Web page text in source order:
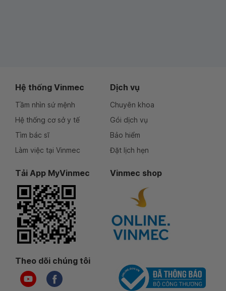
Hệ thống Vinmec
Tầm nhìn sứ mệnh
Hệ thống cơ sở y tế
Tìm bác sĩ
Làm việc tại Vinmec
Dịch vụ
Chuyên khoa
Gói dịch vụ
Bảo hiểm
Đặt lịch hẹn
Tải App MyVinmec Vinmec shop
Theo dõi chúng tôi